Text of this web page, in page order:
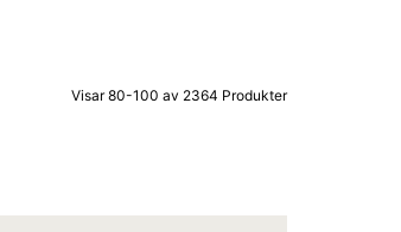
Visar 80-100 av 2364 Produkter